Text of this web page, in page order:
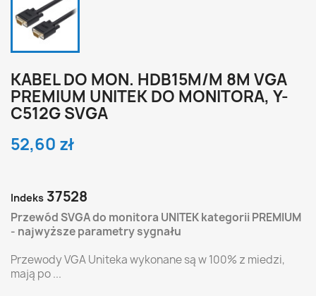
KABEL DO MON. HDB15M/M 8M VGA
PREMIUM UNITEK DO MONITORA, Y-
C512G SVGA
52,60 zł
Indeks 37528
Przewód SVGAdo monitora UNITEK kategorii PREMIUM
- najwyższe parametry sygnału
Przewody VGA Uniteka wykonane są w 100% z miedzi,
mają po ...